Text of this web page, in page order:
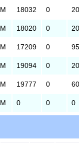
M 18032 0
M 18020 0
M 17209 0
M 19094 0
M 19777 0
M 0 0 0